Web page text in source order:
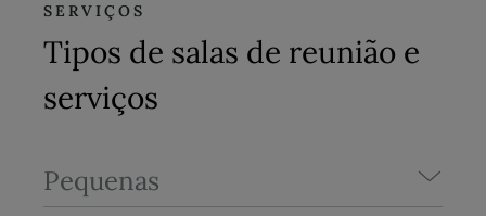
SERVIÇOS
Tipos de salas de reunião e
serviços
Pequenas